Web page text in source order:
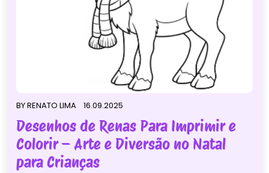
BYRENATO LIMA 16.09.2025
Desenhos de Renas Para Imprimir e
Colorir – Arte e Diversão no Natal
para Crianças